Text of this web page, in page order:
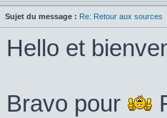
Sujet du message : Re: Retour aux sources
Hello et
Bravo pour